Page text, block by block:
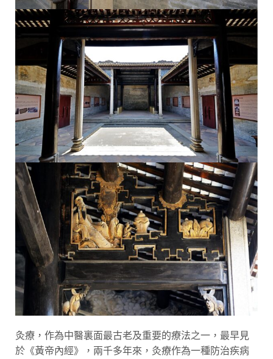
灸療，作為中醫裏面最古老及重要的療法之一，最早見
於《黃帝內經》，兩千多年來，灸療作為一種防治疾病